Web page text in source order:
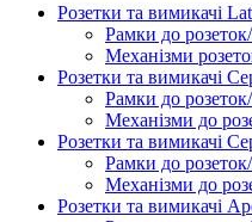
Розетки та вимикачі
Рамки до
Механізми
Розетки та вимикачі
Рамки до
Механізми до
Розетки та вимикачі
Рамки до
Механізми до
Розетки та вимикачі